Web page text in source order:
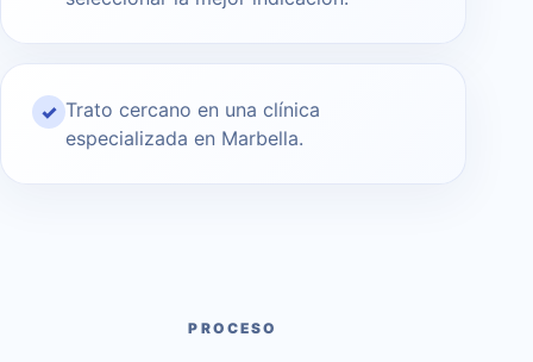
✓ Trato cercano en una clínica
especializada en Marbella.
PROCESO